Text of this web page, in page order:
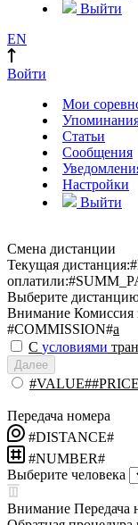
Выйти
EN
Войти
Мои
Статьи
Сообщения
Настройки
Выйти
Смена дистанции
Текущая дистанция:
оплатили:
Выберите
Внимание Комиссия
#COMMISSION#a
С условиями
Далее
Передача номера
#DISTANCE#
#NUMBER#
Выберите человека
Внимание Передача